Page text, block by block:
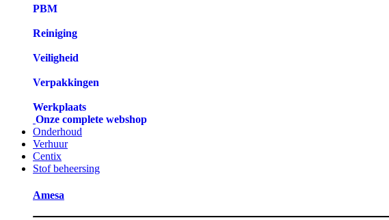
PBM
Reiniging
Veiligheid
Verpakkingen
Werkplaats
Onze complete webshop
Onderhoud
Verhuur
Centix
Stof beheersing
Amesa